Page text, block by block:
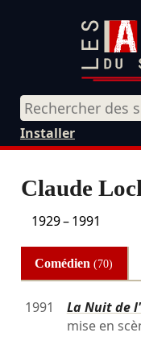
Installer
Claude
1929–1991
Comédien(70)
1991 La Nuit de
mise en